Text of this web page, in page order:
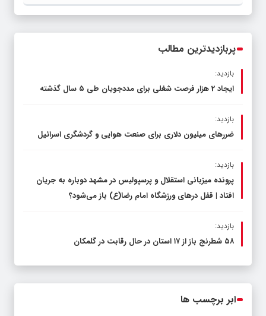
قاچاق سوخت و عوامل اصلی ناترازی را
پربازدیدترین مطالب
بازدید:
ایجاد 2 هزار فرصت شغلی برای مددجویان طی ۵ سال گذشته
بازدید:
ضررهای میلیون دلاری برای صنعت هوایی و گردشگری اسرائیل
بازدید:
پرونده میزبانی استقلال و پرسپولیس در مشهد دوباره به جریان
افتاد | قفل در‌های ورزشگاه امام رضا(ع) باز می‌شود؟
بازدید:
۵۸ شطرنج‌ باز از ۱۷ استان در حال رقابت در گلمکان
ابر برچسب ها